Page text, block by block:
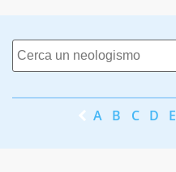
A B C D E